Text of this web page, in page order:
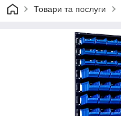
Товари та послуги